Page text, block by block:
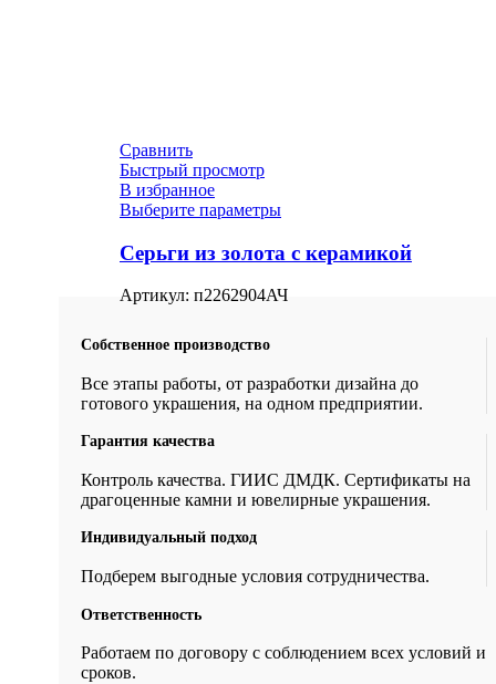
Сравнить
Быстрый просмотр
В избранное
Выберите параметры
Серьги из золота с керамикой
Артикул: п2262904АЧ
Собственное производство
Все этапы работы, от разработки дизайна до
готового украшения, на одном предприятии.
Гарантия качества
Контроль качества. ГИИС ДМДК. Сертификаты на
драгоценные камни и ювелирные украшения.
Индивидуальный подход
Подберем выгодные условия сотрудничества.
Ответственность
Работаем по договору с соблюдением всех условий и
сроков.